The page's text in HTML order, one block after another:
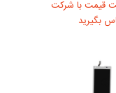
قیمت با شرکت
بگیرید